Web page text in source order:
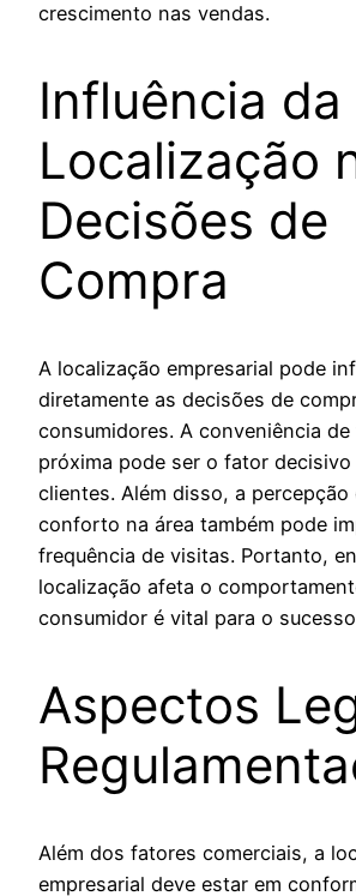
crescimento nas vendas.
Influência da
Localização
Decisões de
Compra
A localização empresarial pode
diretamente as decisões de
consumidores. A conveniência de
próxima pode ser o fator decisivo
clientes. Além disso, a percepção
conforto na área também pode
frequência de visitas. Portanto,
localização afeta o
consumidor é vital para o
Aspectos
Além dos fatores comerciais, a
empresarial deve estar em